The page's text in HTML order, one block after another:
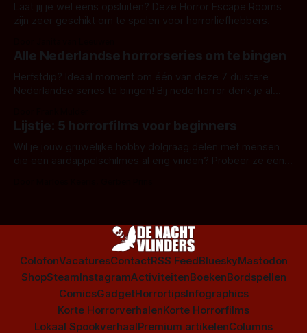
Laat jij je wel eens opsluiten? Deze Horror Escape Rooms
zijn zeer geschikt om te spelen voor horrorliefhebbers.
Alle Nederlandse horrorseries om te bingen
Herfstdip? Ideaal moment om één van deze 7 duistere
Nederlandse series te bingen! Bij nederhorror denk je al
Amsterdamned of The Johnsons. Maar Nederlandse horror
is niet beperkt tot films. Hier een aantal Nederlandse tv-
series uit het duistere of horrorgenre. Als
Lijstje: 5 horrorfilms voor beginners
Wil je jouw gruwelijke hobby dolgraag delen met mensen
die een aardappelschilmes al eng vinden? Probeer ze eens
ColofonVacaturesContactRSS FeedBlueskyMastodon
ShopSteamInstagramActiviteitenBoekenBordspellen
ComicsGadgetHorrortipsInfographics
Korte HorrorverhalenKorte Horrorfilms
Lokaal SpookverhaalPremium artikelenColumns